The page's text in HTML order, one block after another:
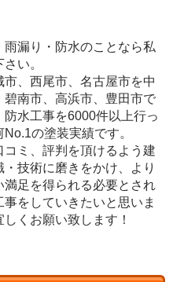
漏り・防水のことなら私
い。
、西尾市、名古屋市を中
南市、高浜市、豊田市で
水工事を6000件以上行っ
の塗装実績です。
ミ、評判を頂けるよう建
技術に磨きをかけ、より
足を得られる必要とされ
をしていきたいと思いま
くお願い致します！